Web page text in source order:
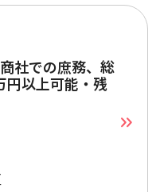
社での庶務、総
円以上可能・残